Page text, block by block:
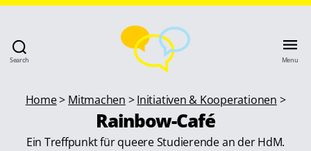
Search Menu
Home> Mitmachen >Initiativen & Kooperationen >
Rainbow-Café
Ein Treffpunkt für queere Studierende an der HdM.